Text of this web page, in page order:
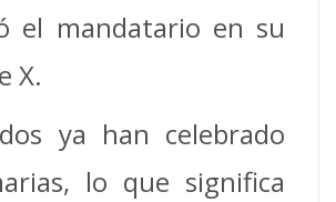
el mandatario en su
X.
ya han celebrado
lo que significa